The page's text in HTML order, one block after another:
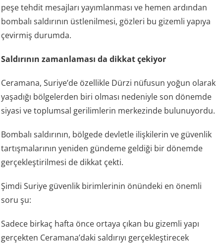
peşe tehdit mesajları yayımlanması ve hemen ardından
bombalı saldırının üstlenilmesi, gözleri bu gizemli yapıya
çevirmiş durumda.
Saldırının zamanlaması da dikkat çekiyor
Ceramana, Suriye’de özellikle Dürzi nüfusun yoğun olarak
yaşadığı bölgelerden biri olması nedeniyle son dönemde
siyasi ve toplumsal gerilimlerin merkezinde bulunuyordu.
Bombalı saldırının, bölgede devletle ilişkilerin ve güvenlik
tartışmalarının yeniden gündeme geldiği bir dönemde
gerçekleştirilmesi de dikkat çekti.
Şimdi Suriye güvenlik birimlerinin önündeki en önemli
soru şu:
Sadece birkaç hafta önce ortaya çıkan bu gizemli yapı
gerçekten Ceramana’daki saldırıyı gerçekleştirecek